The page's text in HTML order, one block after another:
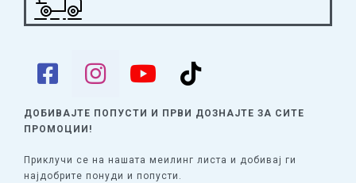
ДОБИВАЈТЕ ПОПУСТИ И ПРВИ ДОЗНАЈТЕ ЗА СИТЕ
ПРОМОЦИИ!
Приклучи се на нашата меилинг листа и добивај ги
најдобрите понуди и попусти.